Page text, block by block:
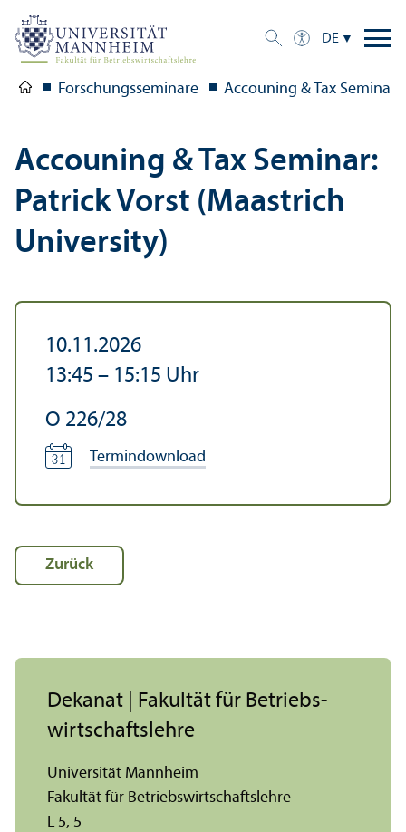
DE
Forschungs­seminare Accouning & Tax
Accouning & Tax Seminar:
Patrick Vorst (Maastrich
University)
10.11.2026
13:45 – 15:15 Uhr
O 226/28
Termindownload
Zurück
Dekanat | Fakultät für Betriebs­
wirtschafts­lehre
Universität Mannheim
Fakultät für Betriebs­wirtschafts­lehre
L 5, 5